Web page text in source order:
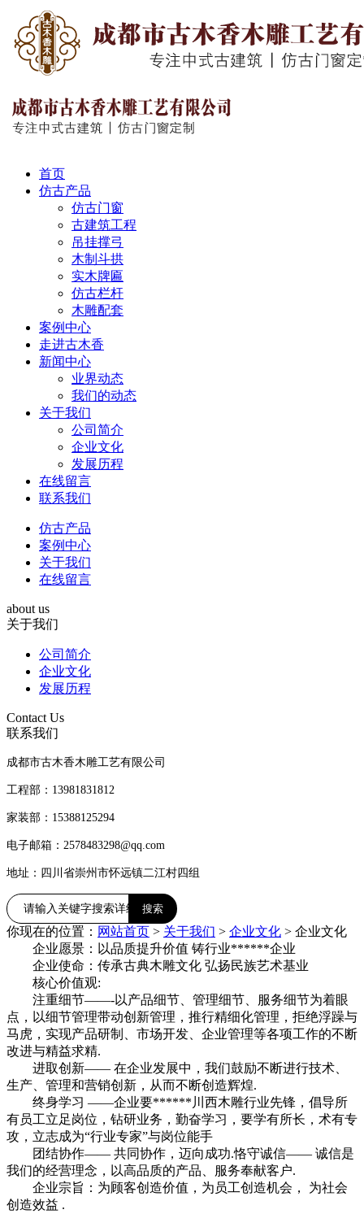
首页
仿古产品
仿古门窗
古建筑工程
吊挂撑弓
木制斗拱
实木牌匾
仿古栏杆
木雕配套
案例中心
走进古木香
新闻中心
业界动态
我们的动态
关于我们
公司简介
企业文化
发展历程
在线留言
联系我们
仿古产品
案例中心
关于我们
在线留言
about us
关于我们
公司简介
企业文化
发展历程
Contact Us
联系我们
成都市古木香木雕工艺有限公司
工程部：13981831812
家装部：15388125294
电子邮箱：2578483298@qq.com
地址：四川省崇州市怀远镇二江村四组
你现在的位置： 网站首页 > 关于我们 > 企业文化 > 企业文化
企业愿景：以品质提升价值 铸行业******企业
企业使命：传承古典木雕文化 弘扬民族艺术基业
核心价值观:
注重细节——-以产品细节、管理细节、服务细节为着眼
点，以细节管理带动创新管理，推行精细化管理，拒绝浮躁与
马虎，实现产品研制、市场开发、企业管理等各项工作的不断
改进与精益求精.
进取创新—— 在企业发展中，我们鼓励不断进行技术、
生产、管理和营销创新，从而不断创造辉煌.
终身学习 ——企业要******川西木雕行业先锋，倡导所
有员工立足岗位，钻研业务，勤奋学习，要学有所长，术有专
攻，立志成为“行业专家”与岗位能手
团结协作—— 共同协作，迈向成功.恪守诚信—— 诚信是
我们的经营理念，以高品质的产品、服务奉献客户.
企业宗旨：为顾客创造价值，为员工创造机会， 为社会
创造效益 .